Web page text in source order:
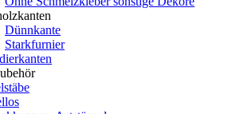
Dünnkante
Starkfurnier